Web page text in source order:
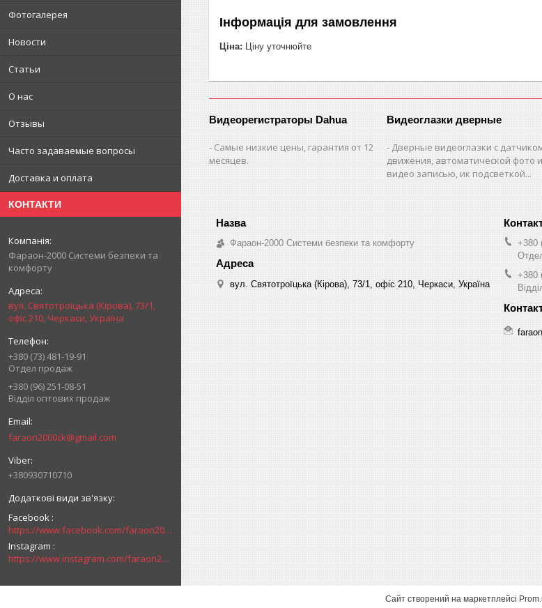
Фотогалерея
Новости
Статьи
О нас
Отзывы
Часто задаваемые вопросы
Доставка и оплата
КОНТАКТИ
Фараон-2000 Системи безпеки та
комфорту
вул. Святотроїцька (Кірова), 73/1,
офіс 210, Черкаси, Україна
+380 (73) 481-19-91
Отдел продаж
+380 (96) 251-08-51
Відділ оптових продаж
faraon2000ck@gmail.com
+380930710710
Facebook
https://www.facebook.com/faraon2000ck/
Instagram
https://www.instagram.com/faraon2000com/
Інформація для замовлення
Ціна: Ціну уточнюйте
Видеорегистраторы Dahua
Самые низкие цены, гарантия от 12
месяцев.
Видеоглазки дверные
Дверные видеоглазки с
движения, автоматической фото и
видео записью, ик подсветкой...
Фараон-2000 Системи безпеки та комфорту
вул. Святотроїцька (Кірова), 73/1, офіс 210, Черкаси, Україна
+380
+380
Сайт створений на маркетплейсі